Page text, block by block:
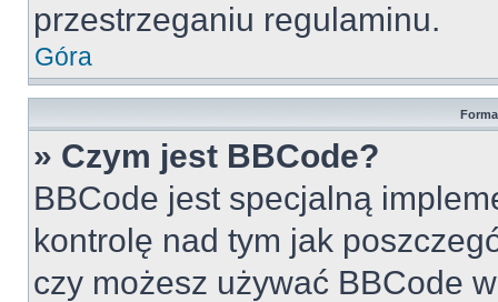
przestrzeganiu regulaminu.
Góra
» Czym jest BBCode?
BBCode jest specjalną
kontrolę nad tym jak
czy możesz używać BBCode